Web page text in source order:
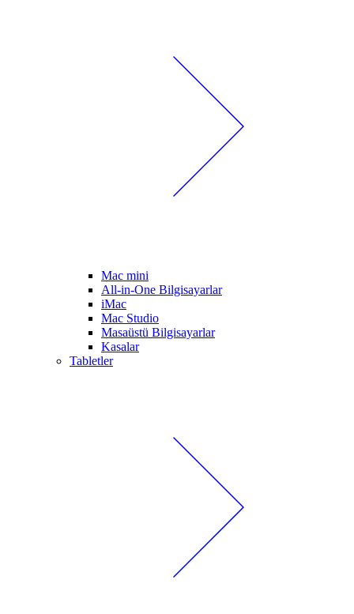
Mac mini
All-in-One Bilgisayarlar
iMac
Mac Studio
Masaüstü Bilgisayarlar
Kasalar
Tabletler